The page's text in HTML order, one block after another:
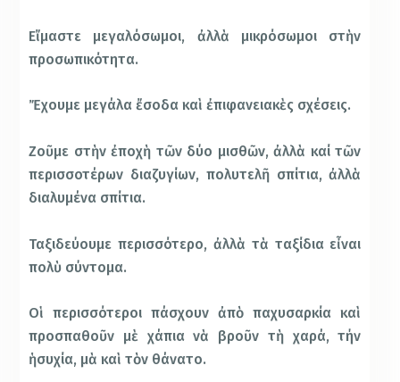
Εἴμαστε μεγαλόσωμοι, ἀλλὰ μικρόσωμοι στὴν
προσωπικότητα.
Ἔχουμε μεγάλα ἔσοδα καὶ ἐπιφανειακὲς σχέσεις.
Ζοῦμε στὴν ἐποχὴ τῶν δύο μισθῶν, ἀλλὰ καί τῶν
περισσοτέρων διαζυγίων, πολυτελῆ σπίτια, ἀλλὰ
διαλυμένα σπίτια.
Ταξιδεύουμε περισσότερο, ἀλλὰ τὰ ταξίδια εἶναι
πολὺ σύντομα.
Οἱ περισσότεροι πάσχουν ἀπὸ παχυσαρκία καὶ
προσπαθοῦν μὲ χάπια νὰ βροῦν τὴ χαρά, τήν
ἡσυχία, μὰ καὶ τὸν θάνατο.